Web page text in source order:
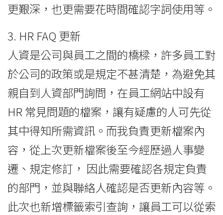
更艱深，也更需要花時間確認字詞使用等。
3. HR FAQ 更新
人資是公司與員工之間的橋樑，許多員工對
於公司的政策或是規定不甚清楚，為避免其
親自到人資部門詢問，在員工網站中設有
HR 常見問題的檔案，讓有疑慮的人可先從
其中得知所需資訊。而我負責更新檔案內
容，從上次更新檔案後至今經歷過人事變
遷、規定修訂， 因此需要確認各規定負責
的部門，並與聯絡人確認是否更新內容等。
此次也新增標籤索引查詢，讓員工可以從索